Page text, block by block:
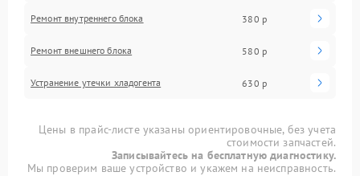
Ремонт внутреннего блока 380 р
Ремонт внешнего блока 580 р
Устранение утечки хладогента 630 р
Цены в прайс-листе указаны ориентировочные, без учета
стоимости запчастей.
Записывайтесь на бесплатную диагностику.
Мы проверим ваше устройство и укажем на неисправность.